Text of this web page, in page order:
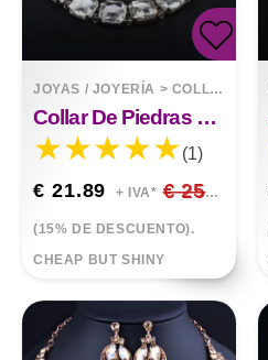
JOYAS / JOYERÍA > COLLARES
Collar De Piedras Cuadradas Grandes Con Cadena De Adorno De Moda
(1)
€ 21.89 + IVA* € 25.75
(15% DE DESCUENTO).
CHEAP BUT SHINY